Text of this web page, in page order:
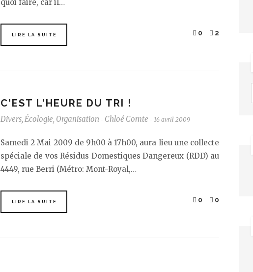
quoi faire, car il…
LIRE LA SUITE 0 2
C'EST L'HEURE DU TRI !
Divers, Écologie, Organisation - Chloé Comte - 16 avril 2009
Samedi 2 Mai 2009 de 9h00 à 17h00, aura lieu une collecte
spéciale de vos Résidus Domestiques Dangereux (RDD) au
4449, rue Berri (Métro: Mont-Royal,…
LIRE LA SUITE 0 0